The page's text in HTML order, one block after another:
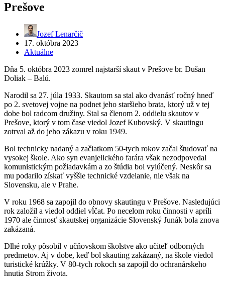
Prešove
Jozef Lenarčič
17. októbra 2023
Aktuálne
Dňa 5. októbra 2023 zomrel najstarší skaut v Prešove br. Dušan
Doliak – Balú.
Narodil sa 27. júla 1933. Skautom sa stal ako dvanásť ročný hneď
po 2. svetovej vojne na podnet jeho staršieho brata, ktorý už v tej
dobe bol radcom družiny. Stal sa členom 2. oddielu skautov v
Prešove, ktorý v tom čase viedol Jozef Kubovský. V skautingu
zotrval až do jeho zákazu v roku 1949.
Bol technicky nadaný a začiatkom 50-tych rokov začal študovať na
vysokej škole. Ako syn evanjelického farára však nezodpovedal
komunistickým požiadavkám a zo štúdia bol vylúčený. Neskôr sa
mu podarilo získať vyššie technické vzdelanie, nie však na
Slovensku, ale v Prahe.
V roku 1968 sa zapojil do obnovy skautingu v Prešove. Nasledujúci
rok založil a viedol oddiel vĺčat. Po necelom roku činnosti v apríli
1970 ale činnosť skautskej organizácie Slovenský Junák bola znova
zakázaná.
Dlhé roky pôsobil v učňovskom školstve ako učiteľ odborných
predmetov. Aj v dobe, keď bol skauting zakázaný, na škole viedol
turistické krúžky. V 80-tych rokoch sa zapojil do ochranárskeho
hnutia Strom života.